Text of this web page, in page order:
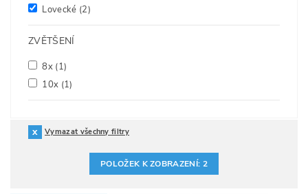
Lovecké (2)
ZVĚTŠENÍ
8x (1)
10x (1)
Vymazat všechny filtry
POLOŽEK K ZOBRAZENÍ: 2